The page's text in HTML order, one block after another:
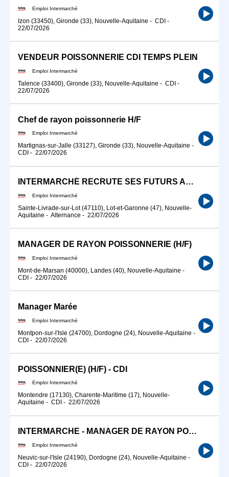
Emploi Intermarché
Izon (33450), Gironde (33), Nouvelle-Aquitaine - CDI -
22/07/2026
VENDEUR POISSONNERIE CDI TEMPS PLEIN
Emploi Intermarché
Talence (33400), Gironde (33), Nouvelle-Aquitaine - CDI -
22/07/2026
Chef de rayon poissonnerie H/F
Emploi Intermarché
Martignas-sur-Jalle (33127), Gironde (33), Nouvelle-Aquitaine -
CDI - 22/07/2026
INTERMARCHÉ RECRUTE SES FUTURS APPRENTIS POISSONNIERS-ÉCAILLERS
Emploi Intermarché
Sainte-Livrade-sur-Lot (47110), Lot-et-Garonne (47), Nouvelle-
Aquitaine - Alternance - 22/07/2026
MANAGER DE RAYON POISSONNERIE (H/F)
Emploi Intermarché
Mont-de-Marsan (40000), Landes (40), Nouvelle-Aquitaine -
CDI - 22/07/2026
Manager Marée
Emploi Intermarché
Montpon-sur-l'Isle (24700), Dordogne (24), Nouvelle-Aquitaine -
CDI - 22/07/2026
POISSONNIER(E) (H/F) - CDI
Emploi Intermarché
Montendre (17130), Charente-Maritime (17), Nouvelle-
Aquitaine - CDI - 22/07/2026
INTERMARCHE - MANAGER DE RAYON POISSONNERIE (H/F)
Emploi Intermarché
Neuvic-sur-l'Isle (24190), Dordogne (24), Nouvelle-Aquitaine -
CDI - 22/07/2026